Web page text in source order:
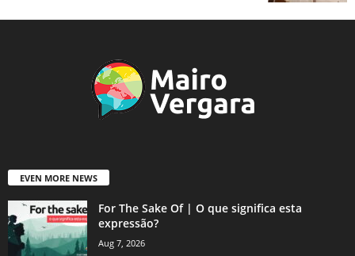
EVEN MORE NEWS
For The Sake Of | O que significa esta
expressão?
Aug 7, 2026